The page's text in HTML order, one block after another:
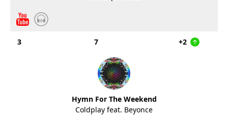
3 7 +2
Hymn For The Weekend
Coldplay feat. Beyonce